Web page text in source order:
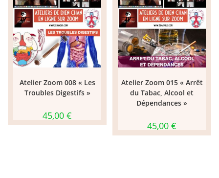
Atelier Zoom 008 « Les
Troubles Digestifs »
45,00 €
Atelier Zoom 015 « Arrêt
du Tabac, Alcool et
Dépendances »
45,00 €